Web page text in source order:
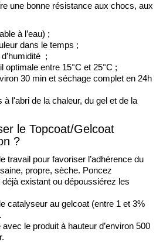
une bonne résistance aux chocs, aux
à l’eau) ;
dans le temps ;
;
optimale entre 15°C et 25°C ;
30 min et séchage complet en 24h
l'abri de la chaleur, du gel et de la
le Topcoat/Gelcoat
?
travail pour favoriser l’adhérence du
propre, sèche. Poncez
déjà existant ou dépoussiérez les
catalyseur au gelcoat (entre 1 et 3%
le produit à hauteur d’environ 500